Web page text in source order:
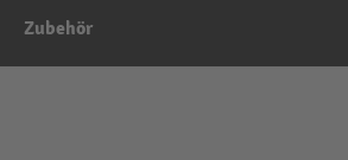
Zubehör